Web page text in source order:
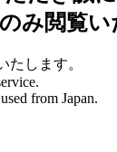
み閲覧い
たします。
from Japan.